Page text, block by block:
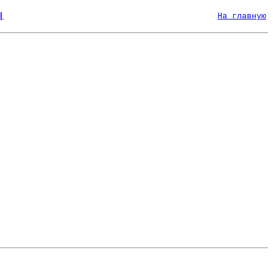
На главную